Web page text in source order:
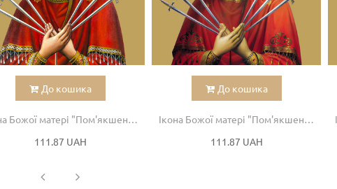
До кошика
Ікона Божої матері "Пом'якшення злих сердець"
111.87 UAH
До кошика
Ікона Божої матері "Пом'якшення злих сердець"
111.87 UAH